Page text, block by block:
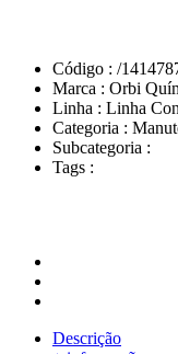
Código : /
Marca : Orbi
Linha : Linha
Categoria :
Subcategoria :
Tags :
Descrição